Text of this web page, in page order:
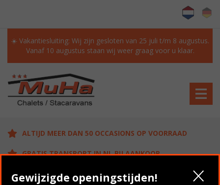
☀️ Vakantiesluiting: Wij zijn gesloten van 25 juli t/m 8 augustus.
Vanaf 10 augustus staan wij weer graag voor u klaar.
ALTIJD MEER DAN 50 OCCASIONS OP VOORRAAD
GRATIS TRANSPORT IN NL BIJ AANKOOP
KLANTEN BEOORDELEN ONS MET EEN 9.6/10
Gewijzigde openingstijden!